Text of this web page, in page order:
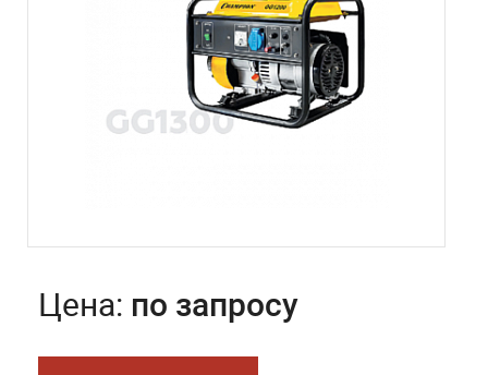
Цена: по запросу